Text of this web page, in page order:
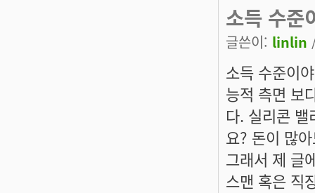
소득 수준
글쓴이: linlin
소득 수준이
능적 측면 보
다. 실리콘
요? 돈이 많
그래서 제 글
스맨 혹은 직